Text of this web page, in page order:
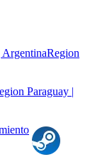
ArgentinaRegion
Paraguay |